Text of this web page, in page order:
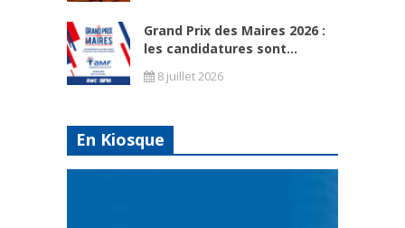
Grand Prix des Maires 2026 :
les candidatures sont...
8 juillet 2026
En Kiosque